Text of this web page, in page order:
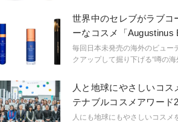
プのセレブ御用達フェイシャリ
ンの“Sara Champan”に注目。
世界中のセレブがラブコ
ーなコスメ「Augustinus
毎回日本未発売の海外のビュー
クアップして掘り下げる“噂の海
られるセレブがこぞって愛用し
“Augustinus Bader”に注目。
人と地球にやさしいコス
テナブルコスメアワード
賞ブランドは？
人にも地球にもやさしいコスメ